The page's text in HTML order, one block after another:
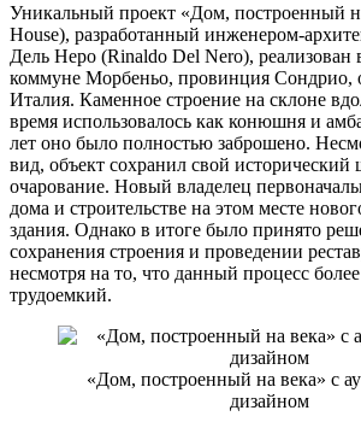
Уникальный проект «Дом, построенный
House), разработанный инженером-
Дель Неро (Rinaldo Del Nero), реализован
коммуне Морбеньо, провинция Сондрио,
Италия. Каменное строение на склоне
время использовалось как конюшня и
лет оно было полностью заброшено.
вид, объект сохранил свой
очарование. Новый владелец
дома и строительстве на этом месте
здания. Однако в итоге было принято
сохранения строения и проведении
несмотря на то, что данный процесс
трудоемкий.
«Дом, построенный на века» с
дизайном